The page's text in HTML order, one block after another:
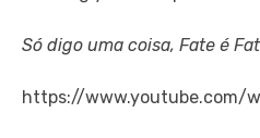
Só digo uma coisa, Fate é
https://www.youtube.com/